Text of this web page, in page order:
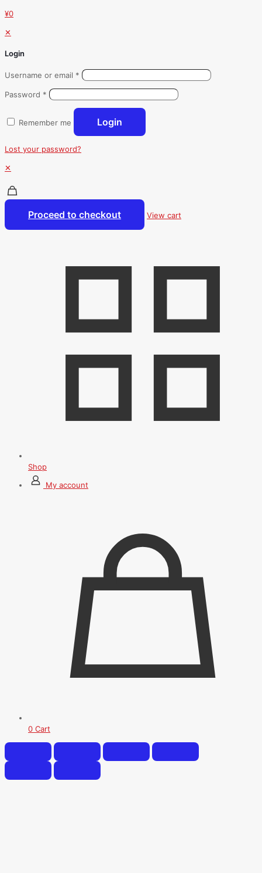
¥0
✕
Login
Username or email *
Password *
Remember me Login
Lost your password?
✕
Proceed to checkout View cart
Shop
My account
0 Cart